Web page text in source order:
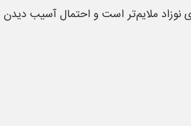
ملایم‌تر است و احتمال آسیب دیدن